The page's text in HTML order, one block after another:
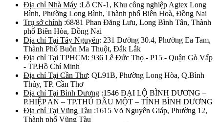
Địa chỉ Nhà Máy :Lô CN-1, Khu công nghiệp Agtex Long
Bình, Phường Long Bình, Thành phố Biên Hoà, Đồng Nai
Trụ sở chính :68/81 Phan Đăng Lưu, Long Bình Tân, Thành
phố Biên Hòa, Đồng Nai
Địa chỉ Tại Tây Nguyên: 231 Đường 30.4, Phường Ea Tam,
Thành Phố Buôn Ma Thuột, Đắk Lắk
Địa chỉ Tại TPHCM: 936 Lê Đức Thọ - P15 - Quận Gò Vấp
- TP.Hồ Chí Minh
Địa chỉ Tại Cần Thơ: QL91B, Phường Long Hòa, Q.Bình
Thủy, TP. Cần Thơ
Địa chỉ Tại Bình Dương :1546 ĐẠI LỘ BÌNH DƯƠNG –
P.HIỆP AN – TP.THỦ DẦU MỘT – TỈNH BÌNH DƯƠNG
Địa chỉ Tại Vũng Tàu :1615 Võ Nguyên Giáp, Phường 12,
Thành phố Vũng Tàu